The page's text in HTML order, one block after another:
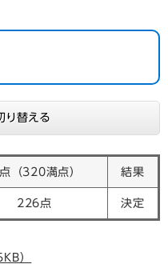
り替える
（320満点） 結果
226点 決定
）